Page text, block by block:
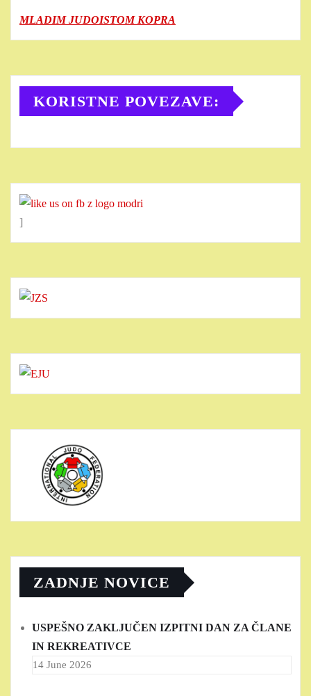
MLADIM JUDOISTOM KOPRA
KORISTNE POVEZAVE:
]
ZADNJE NOVICE
USPEŠNO ZAKLJUČEN IZPITNI DAN ZA ČLANE
IN REKREATIVCE
14 June 2026